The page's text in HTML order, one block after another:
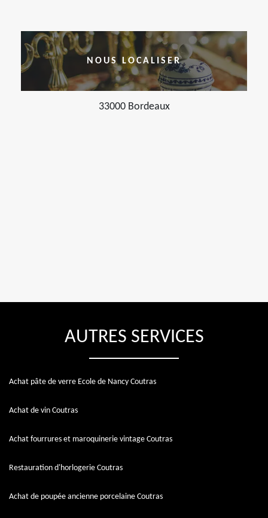
NOUS LOCALISER
33000 Bordeaux
AUTRES SERVICES
Achat pâte de verre Ecole de Nancy Coutras
Achat de vin Coutras
Achat fourrures et maroquinerie vintage Coutras
Restauration d'horlogerie Coutras
Achat de poupée ancienne porcelaine Coutras